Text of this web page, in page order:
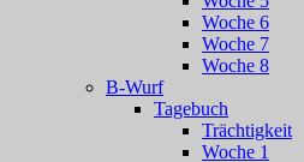
Woche 6
Woche 7
Woche 8
B-Wurf
Tagebuch
Trächtigkeit
Woche 1